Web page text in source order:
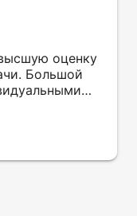
оценку
Большой
принт
исполнен
даже не
мои вопросы.